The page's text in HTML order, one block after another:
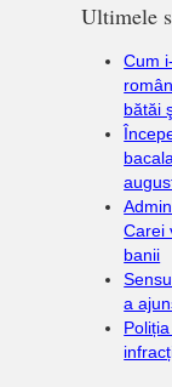
Ultimele
Cum
bătăi
Carei
banii
a